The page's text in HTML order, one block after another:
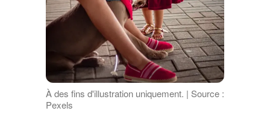
À des fins d'illustration uniquement. | Source :
Pexels